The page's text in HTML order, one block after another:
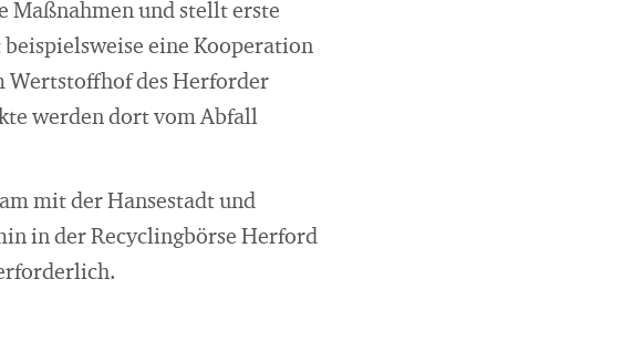
Maßnahmen und stellt erste
eine Kooperation
Wertstoffhof des Herforder
werden dort vom Abfall
mit der Hansestadt und
in der Recyclingbörse Herford